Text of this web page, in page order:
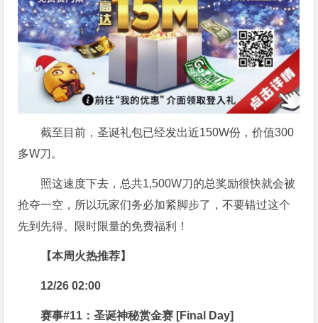
截至目前，圣诞礼包已经发出近150W份，价值300
多W刀。
照这速度下去，总共1,500W刀的总奖励很快就会被
抢夺一空，所以玩家们务必加紧脚步了，不要错过这个
先到先得、限时限量的免费福利！
【本周火热推荐】
12/26 02:00
赛事#11：圣诞神秘赏金赛 [Final Day]